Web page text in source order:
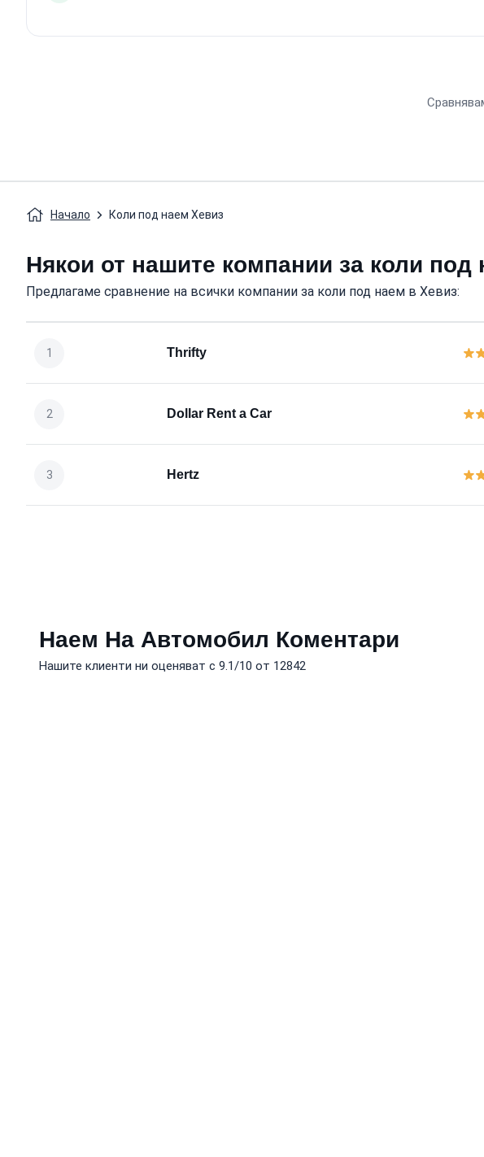
Начало Коли под наем Хевиз
Някои от нашите компании за коли
Предлагаме сравнение на всички компании за коли под наем в Хевиз:
Thrifty
Dollar Rent a Car
Hertz
Наем На Автомобил Коментари
Нашите клиенти ни оценяват с 9.1/10 от 12842